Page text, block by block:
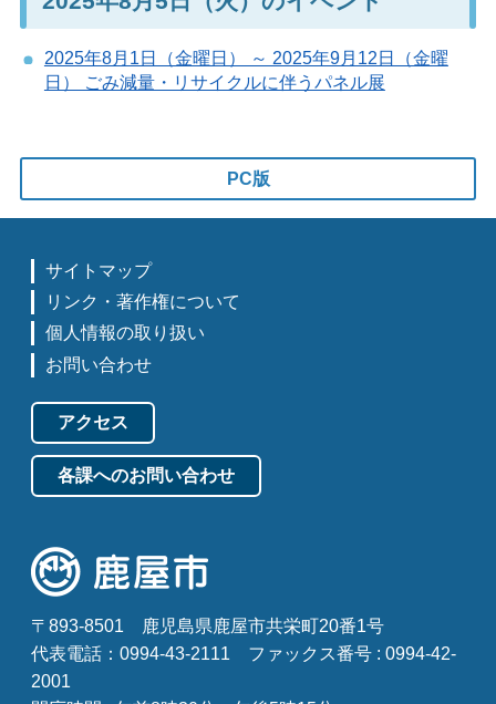
2025年8月1日（金曜日） ～ 2025年9月12日（金曜
日） ごみ減量・リサイクルに伴うパネル展
PC版
サイトマップ
リンク・著作権について
個人情報の取り扱い
お問い合わせ
アクセス
各課へのお問い合わせ
〒893-8501
鹿児島県鹿屋市共栄町20番1号
代表電話：0994-43-2111
ファックス番号 : 0994-42-
2001